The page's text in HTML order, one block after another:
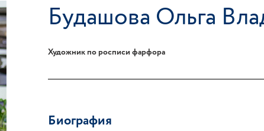
Будашова Ольга
Художник по росписи фарфора
Биография